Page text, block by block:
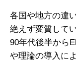
各国や地方の違
絶えず変質してい
90年代後半から
や理論の導入に